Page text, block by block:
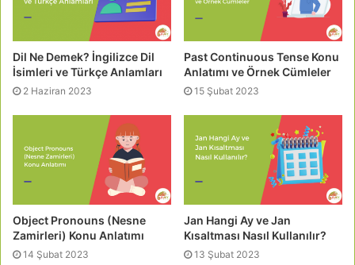
Dil Ne Demek? İngilizce Dil
İsimleri ve Türkçe Anlamları
2 Haziran 2023
Past Continuous Tense Konu
Anlatımı ve Örnek Cümleler
15 Şubat 2023
Object Pronouns (Nesne
Zamirleri) Konu Anlatımı
14 Şubat 2023
Jan Hangi Ay ve Jan
Kısaltması Nasıl Kullanılır?
13 Şubat 2023